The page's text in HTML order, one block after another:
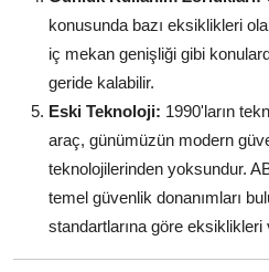
konusunda bazı eksiklikleri
iç mekan genişliği gibi
geride kalabilir.
Eski Teknoloji: 1990'ların
araç, günümüzün modern
teknolojilerinden yoksundur.
temel güvenlik donanımları
standartlarına göre eksiklikleri